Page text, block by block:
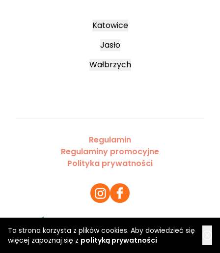
Ta strona korzysta z plików cookies. Aby dowiedzieć się
więcej zapoznaj się z polityką prywatności
Katowice
Jasło
Wałbrzych
Regulamin
Regulaminy promocyjne
Polityka prywatności
Copyright 2026 Saloner Sp. z o.o.